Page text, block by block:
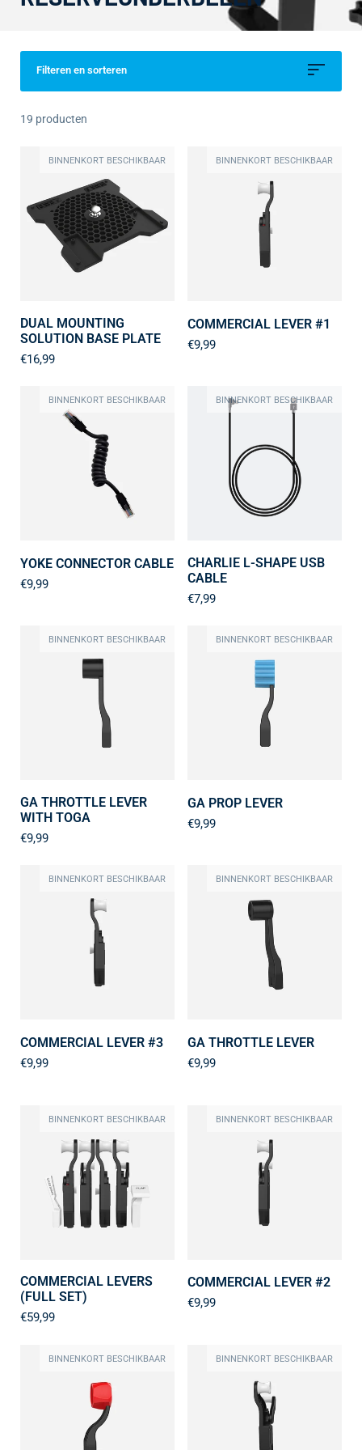
Filteren en sorteren
19 producten
DUAL MOUNTING
SOLUTION BASE PLATE
€16,99
BINNENKORT BESCHIKBAAR
COMMERCIAL LEVER #1
€9,99
BINNENKORT BESCHIKBAAR
YOKE CONNECTOR CABLE
€9,99
BINNENKORT BESCHIKBAAR
CHARLIE L-SHAPE USB
CABLE
€7,99
BINNENKORT BESCHIKBAAR
GA THROTTLE LEVER
WITH TOGA
€9,99
BINNENKORT BESCHIKBAAR
GA PROP LEVER
€9,99
BINNENKORT BESCHIKBAAR
COMMERCIAL LEVER #3
€9,99
BINNENKORT BESCHIKBAAR
GA THROTTLE LEVER
€9,99
BINNENKORT BESCHIKBAAR
COMMERCIAL LEVERS
(FULL SET)
€59,99
BINNENKORT BESCHIKBAAR
COMMERCIAL LEVER #2
€9,99
BINNENKORT BESCHIKBAAR
BINNENKORT BESCHIKBAAR BINNENKORT BESCHIKBAAR